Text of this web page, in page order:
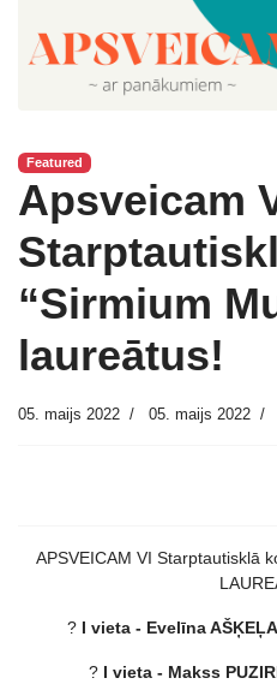
Featured
Apsveicam
“Sirmium
laureātus!
05. maijs 2022 05. maijs 2022
APSVEICAM VI Starptautisklā
? I vieta - Evelīna
? I vieta - Makss